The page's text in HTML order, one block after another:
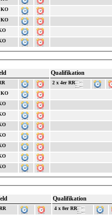
KO
KO
Qualifikation
2 x 4er RR
KO
Qualifikation
4 x 8er RR